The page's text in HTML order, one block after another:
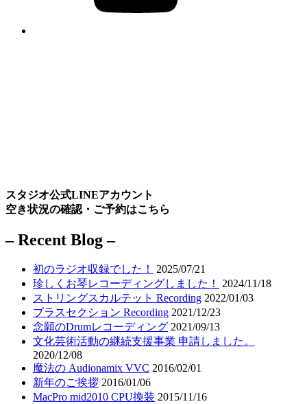
スタジオ公式LINEアカウント
空き状況の確認・ご予約はこちら
– Recent Blog –
初のラジオ収録でした！
2025/07/21
珍しくお琴レコーディングしました！
2024/11/18
ストリングスカルテット Recording 2022/01/03
ブラスセクション Recording 2021/12/23
念願のDrumレコーディング 2021/09/13
文化芸術活動の継続支援事業 申請しました。
2020/12/08
魔法の Audionamix VVC 2016/02/01
新年のご挨拶 2016/01/06
MacPro mid2010 CPU換装 2015/11/16